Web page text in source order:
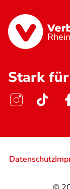
Stark
Datenschutz